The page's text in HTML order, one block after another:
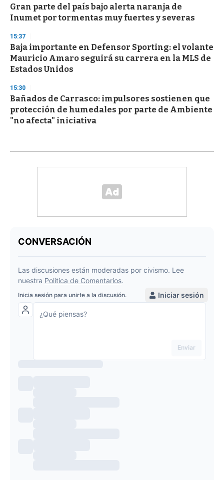
Gran parte del país bajo alerta naranja de
Inumet por tormentas muy fuertes y severas
15:37
Baja importante en Defensor Sporting: el volante
Mauricio Amaro seguirá su carrera en la MLS de
Estados Unidos
15:30
Bañados de Carrasco: impulsores sostienen que
protección de humedales por parte de Ambiente
"no afecta" iniciativa